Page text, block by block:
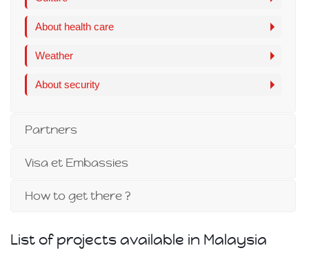
About health care
Weather
About security
Partners
Visa et Embassies
How to get there ?
List of projects available in Malaysia